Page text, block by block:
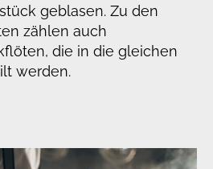
geblasen. Zu den
zählen auch
die in die gleichen
werden.